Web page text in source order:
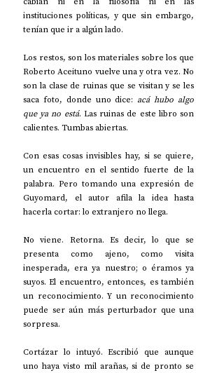
instituciones políticas, y que sin embargo,
tenían que ir a algún lado.
Los restos, son los materiales sobre los que
Roberto Aceituno vuelve una y otra vez. No
son la clase de ruinas que se visitan y se les
saca foto, donde uno dice: acá hubo algo
que ya no está. Las ruinas de este libro son
calientes. Tumbas abiertas.
Con esas cosas invisibles hay, si se quiere,
un encuentro en el sentido fuerte de la
palabra. Pero tomando una expresión de
Guyomard, el autor afila la idea hasta
hacerla cortar: lo extranjero no llega.
No viene. Retorna. Es decir, lo que se
presenta como ajeno, como visita
inesperada, era ya nuestro; o éramos ya
suyos. El encuentro, entonces, es también
un reconocimiento. Y un reconocimiento
puede ser aún más perturbador que una
sorpresa.
Cortázar lo intuyó. Escribió que aunque
uno haya visto mil arañas, si de pronto se